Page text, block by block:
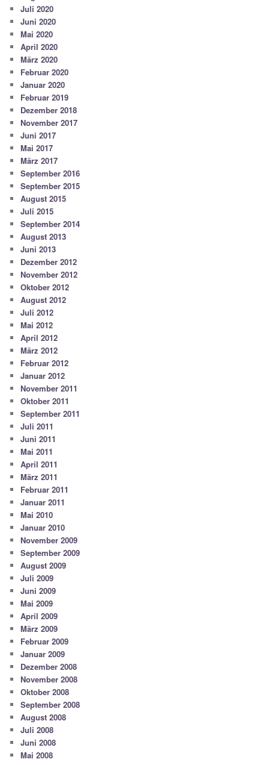
Juli 2020
Juni 2020
Mai 2020
April 2020
März 2020
Februar 2020
Januar 2020
Februar 2019
Dezember 2018
November 2017
Juni 2017
Mai 2017
März 2017
September 2016
September 2015
August 2015
Juli 2015
September 2014
August 2013
Juni 2013
Dezember 2012
November 2012
Oktober 2012
August 2012
Juli 2012
Mai 2012
April 2012
März 2012
Februar 2012
Januar 2012
November 2011
Oktober 2011
September 2011
Juli 2011
Juni 2011
Mai 2011
April 2011
März 2011
Februar 2011
Januar 2011
Mai 2010
Januar 2010
November 2009
September 2009
August 2009
Juli 2009
Juni 2009
Mai 2009
April 2009
März 2009
Februar 2009
Januar 2009
Dezember 2008
November 2008
Oktober 2008
September 2008
August 2008
Juli 2008
Juni 2008
Mai 2008